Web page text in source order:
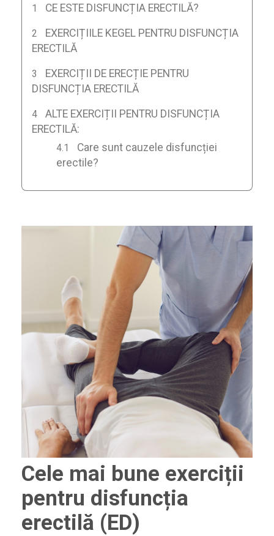
CE ESTE DISFUNCȚIA ERECTILĂ?
EXERCIȚIILE KEGEL PENTRU DISFUNCȚIA
ERECTILĂ
EXERCIȚII DE ERECȚIE PENTRU
DISFUNCȚIA ERECTILĂ
ALTE EXERCIȚII PENTRU DISFUNCȚIA
ERECTILĂ:
Care sunt cauzele disfuncției
erectile?
Cele mai bune exerciții
pentru disfuncția
erectilă (ED)